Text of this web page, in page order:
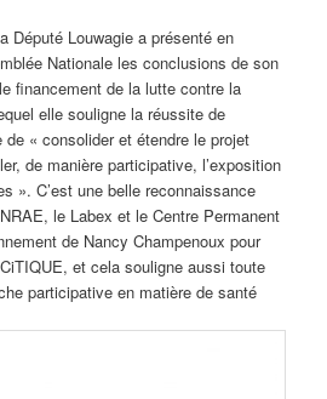
Député Louwagie a présenté en
Nationale les conclusions de son
financement de la lutte contre la
elle souligne la réussite de
« consolider et étendre le projet
de manière participative, l’exposition
». C’est une belle reconnaissance
le Labex et le Centre Permanent
de Nancy Champenoux pour
et cela souligne aussi toute
participative en matière de santé